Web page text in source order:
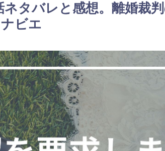
タバレと感想。離婚裁
ビエ